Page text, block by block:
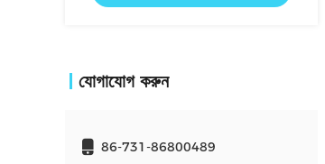
যোগাযোগ করুন
86-731-86800489